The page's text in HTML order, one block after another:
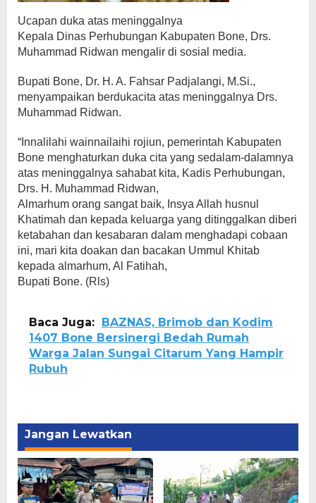
Ucapan duka atas meninggalnya
Kepala Dinas Perhubungan Kabupaten Bone, Drs.
Muhammad Ridwan mengalir di sosial media.
Bupati Bone, Dr. H. A. Fahsar Padjalangi, M.Si.,
menyampaikan berdukacita atas meninggalnya Drs.
Muhammad Ridwan.
“Innalilahi wainnailaihi rojiun, pemerintah Kabupaten
Bone menghaturkan duka cita yang sedalam-dalamnya
atas meninggalnya sahabat kita, Kadis Perhubungan,
Drs. H. Muhammad Ridwan,
Almarhum orang sangat baik, Insya Allah husnul
Khatimah dan kepada keluarga yang ditinggalkan diberi
ketabahan dan kesabaran dalam menghadapi cobaan
ini, mari kita doakan dan bacakan Ummul Khitab
kepada almarhum, Al Fatihah,
Bupati Bone. (Rls)
Baca Juga: BAZNAS, Brimob dan Kodim
1407 Bone Bersinergi Bedah Rumah
Warga Jalan Sungai Citarum Yang Hampir
Rubuh
Jangan Lewatkan